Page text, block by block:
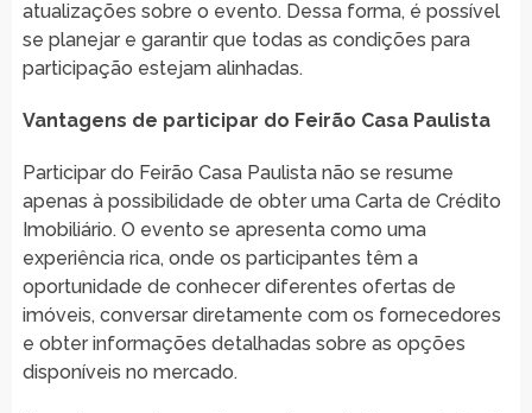
atualizações sobre o evento. Dessa forma, é possível
se planejar e garantir que todas as condições para
participação estejam alinhadas.
Vantagens de participar do Feirão Casa Paulista
Participar do Feirão Casa Paulista não se resume
apenas à possibilidade de obter uma Carta de Crédito
Imobiliário. O evento se apresenta como uma
experiência rica, onde os participantes têm a
oportunidade de conhecer diferentes ofertas de
imóveis, conversar diretamente com os fornecedores
e obter informações detalhadas sobre as opções
disponíveis no mercado.